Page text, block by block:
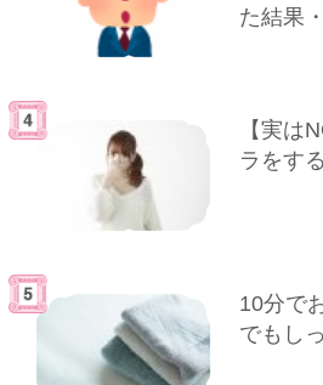
た結果
【実は
ラをす
10分で
でもし